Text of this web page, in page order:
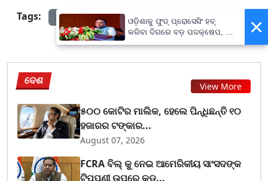
Tags: prameyanews7
ଦେଶ View More
୫୦୦ କୋଟିର ମାଲିକ, ହେଲେ ପିନ୍ଧିଛନ୍ତି ୧୦
ହଜାରର ଟଙ୍କାର...
August 07, 2026
FCRA ବିଲ୍ କୁ ନେଇ ଆମେରିକୀୟ ସାଂସଦଙ୍କ
ଟିପ୍ପଣୀ ଉପରେ କଡ...
×
ଓଡ଼ିଶାକୁ ଫୁଡ୍ ପ୍ରୋସେସିଂ ହବ୍
କରିବା ଦିଗରେ ବଡ଼ ପଦକ୍ଷେପ, ୪୨
ହଜାରରୁ ଅଧିକ ନିଯୁକ୍ତି ସୁଯୋଗ